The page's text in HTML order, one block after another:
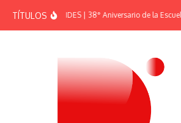
TÍTULOSEFEMÉRIDES | 38° Aniversario de la